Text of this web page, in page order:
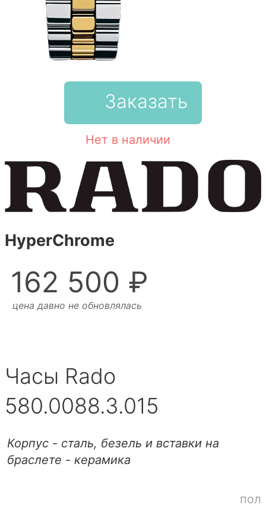
Заказать
Нет в наличии
HyperChrome
162 500 ₽
цена давно не обновлялась
Часы Rado
580.0088.3.015
Корпус - сталь, безель и вставки на
браслете - керамика
пол